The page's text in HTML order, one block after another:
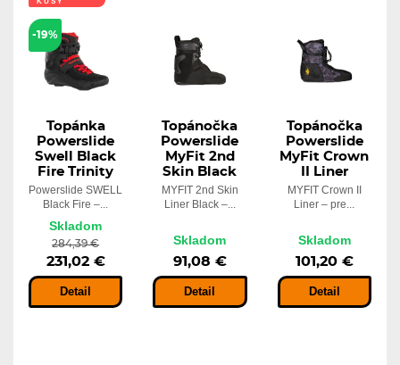
-19%
Topánka
Powerslide
Swell Black
Fire Trinity
Powerslide SWELL
Black Fire –...
Skladom
284,39 €
231,02 €
Detail
Topánočka
Powerslide
MyFit 2nd
Skin Black
MYFIT 2nd Skin
Liner Black –...
Skladom
91,08 €
Detail
Topánočka
Powerslide
MyFit Crown
II Liner
MYFIT Crown II
Liner – pre...
Skladom
101,20 €
Detail